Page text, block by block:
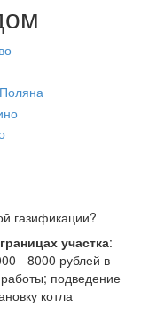
газификации?
участка:
- 8000 рублей в
подведение
котла